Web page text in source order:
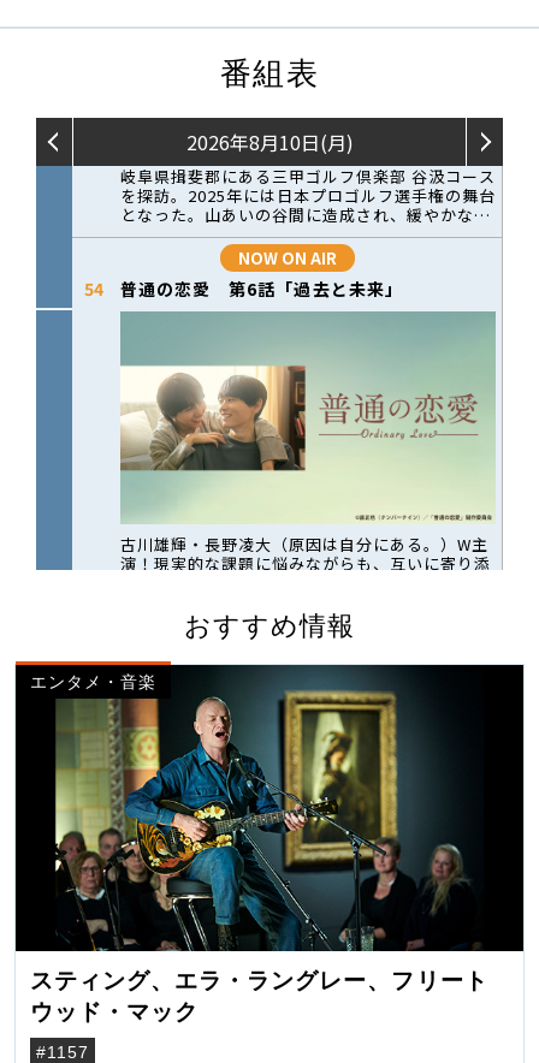
番組表
おすすめ情報
エンタメ・音楽
スティング、エラ・ラングレー、フリート
ウッド・マック
#1157